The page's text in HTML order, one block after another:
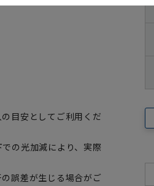
目安としてご利用くだ
の光加減により、実際
誤差が生じる場合がご